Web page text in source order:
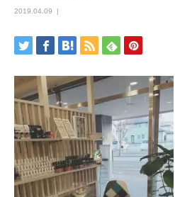
2019.04.09